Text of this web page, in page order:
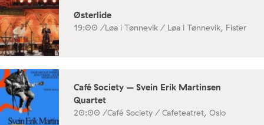
Østerlide
19:00 /Løa i Tønnevik / Løa i Tønnevik, Fister
Café Society – Svein Erik Martinsen
Quartet
20:00 /Café Society / Cafeteatret, Oslo